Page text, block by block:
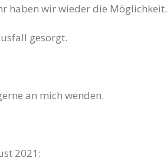
haben wir wieder die Möglichkeit.
gesorgt.
an mich wenden.
2021: